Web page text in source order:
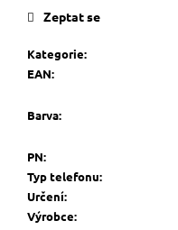
Kategorie:
EAN:
Barva:
PN:
Typ telefonu:
Určení:
Výrobce:
Zeptat se